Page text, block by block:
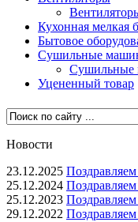
Кухонная мелкая
Бытовое
Сушильные
Сушильные
Уцененный товар
Новости
23.12.2025
25.12.2024
25.12.2023
29.12.2022